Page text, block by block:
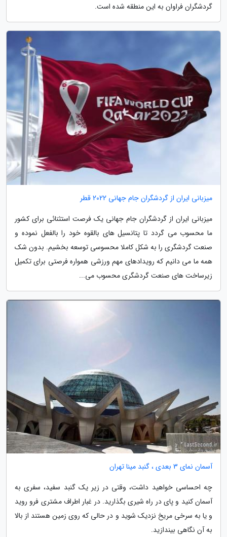
گردشگران فراوان به این منطقه شده است.
میزبانی ایران از گردشگران جام جهانی 2022 قطر
میزبانی ایران از گردشگران جام جهانی یک فرصت استثنائی برای کشور
ما محسوب می گردد تا پتانسیل های بالقوه خود را بالفعل نموده و
صنعت گردشگری را به شکل کاملا محسوسی توسعه بخشیم. بدون شک
همه ما می دانیم که رویدادهای مهم ورزشی همواره فرصتی برای تکمیل
زیرساخت های صنعت گردشگری محسوب می...
آسمان نمای 3 بعدی ، گنبد مینا تهران
چه احساسی خواهید داشت، وقتی در زیر یک گنبد سفید، سفری به
آسمان کنید و پای در راه شیری بگذارید. در غبار اطراف مشتری فرو روید
و یا به سرخی مریخ نزدیک شوید و در حالی که روی زمین هستند از بالا
به آن نگاهی بیندازید.